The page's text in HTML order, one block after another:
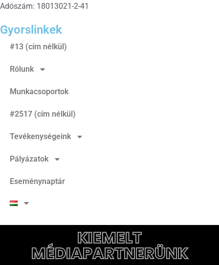
Adószám: 18013021-2-41
Gyorslinkek
#13 (cím nélkül)
Rólunk
Munkacsoportok
#2517 (cím nélkül)
Tevékenységeink
Pályázatok
Eseménynaptár
KIEMELT
MÉDIAPARTNERÜNK